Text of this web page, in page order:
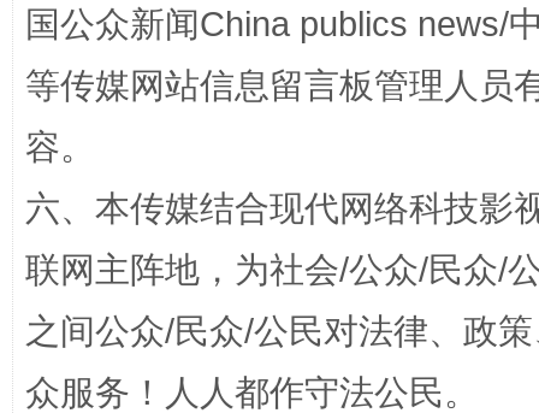
国公众新闻China publics news/
等传媒网站信息留言板管理人员
容。
六、本传媒结合现代网络科技影
联网主阵地，为社会/公众/民众/
之间公众/民众/公民对法律、政
众服务！人人都作守法公民。